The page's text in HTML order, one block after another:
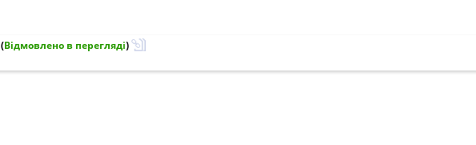
(Відмовлено в перегляді)